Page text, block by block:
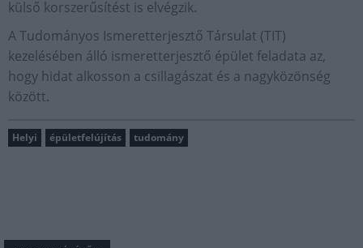
külső korszerűsítést is elvégzik.
A Tudományos Ismeretterjesztő Társulat (TIT)
kezelésében álló ismeretterjesztő épület feladata az,
hogy hidat alkosson a csillagászat és a nagyközönség
között.
Helyi épületfelújítás tudomány